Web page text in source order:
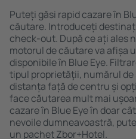
Puteți găsi rapid cazare în
căutare. Introduceți
check-out. După ce ați ales
motorul de căutare va afișa
disponibile în Blue Eye.
tipul proprietăţii, numărul de
distanța față de centru și
face căutarea mult mai
cazare în Blue Eye în doar
nevoile dumneavoastră,
un pachet Zbor+Hotel.